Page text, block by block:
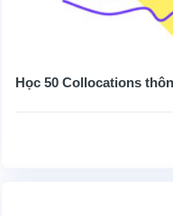
Học 50 Collocations